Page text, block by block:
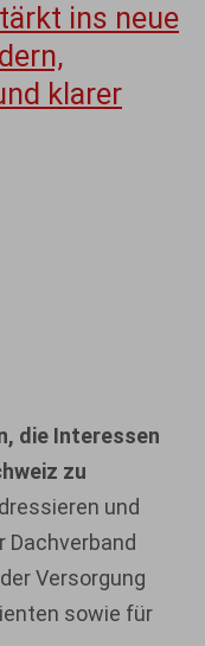
ins neue
klarer
die Interessen
zu
und
Dachverband
Versorgung
sowie für